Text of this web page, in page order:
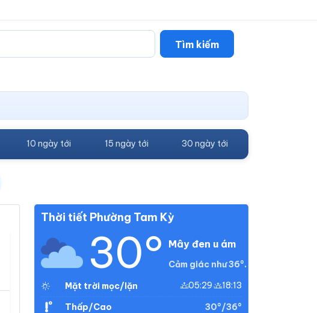
Tìm kiếm
10 ngày tới 15 ngày tới 30 ngày tới
Thời tiết Phường Tam Kỳ
30° Mây đen u ám
Cảm giác như 36°.
Mặt trời mọc/lặn
05:29 18:13
Thấp/Cao
30°/36°